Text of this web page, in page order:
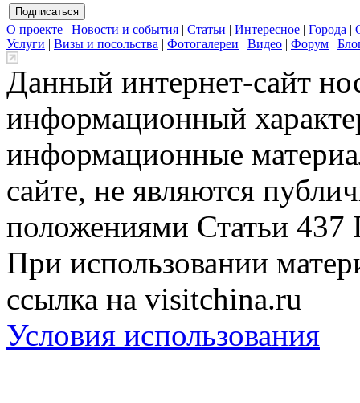
О проекте | Новости и события | Статьи | Интересное | Города |
Услуги | Визы и посольства | Фотогалереи | Видео | Форум |
Данный интернет-сайт
информационный
информационные
сайте, не являются
положениями Статьи 437
При использовании
ссылка на visitchina.ru
Условия использования